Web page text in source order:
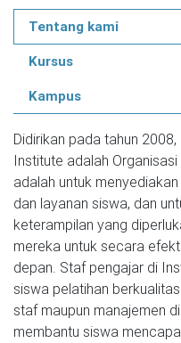
Tentang kami
Kursus
Kampus
Didirikan pada tahun
Institute adalah
adalah untuk
dan layanan siswa, dan
keterampilan yang
mereka untuk secara
depan. Staf pengajar di
siswa pelatihan
staf maupun manajemen
membantu siswa